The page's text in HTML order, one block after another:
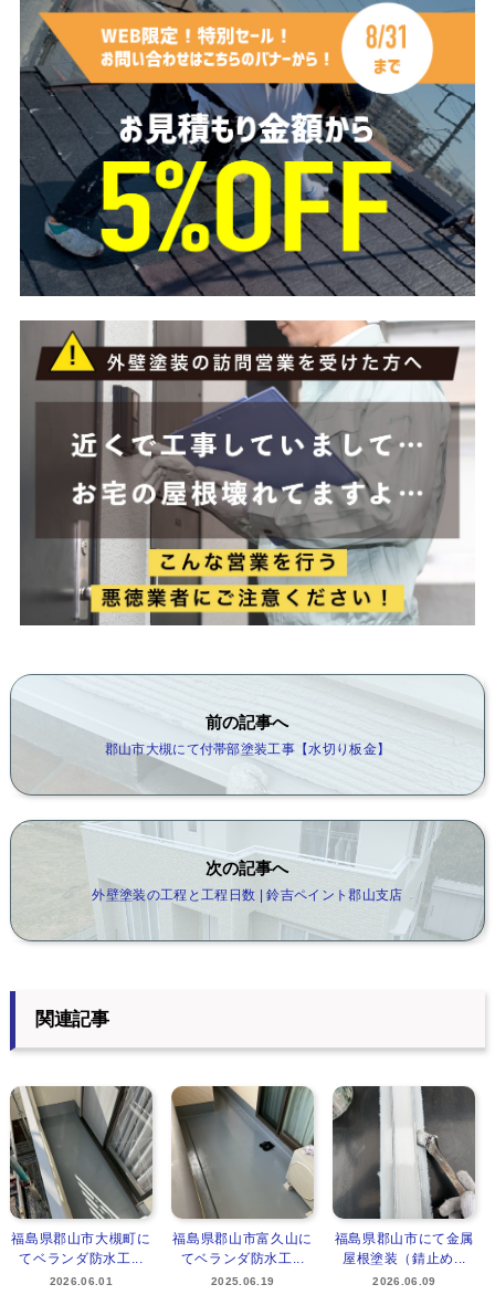
前の記事へ
郡山市大槻にて付帯部塗装工事【水切り板金】
次の記事へ
外壁塗装の工程と工程日数 | 鈴吉ペイント郡山支店
関連記事
福島県郡山市大槻町に
てベランダ防水工...
2026.06.01
福島県郡山市富久山に
てベランダ防水工...
2025.06.19
福島県郡山市にて金属
屋根塗装（錆止め...
2026.06.09